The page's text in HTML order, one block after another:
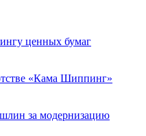
ценных бумаг
«Кама Шиппинг»
за модернизацию